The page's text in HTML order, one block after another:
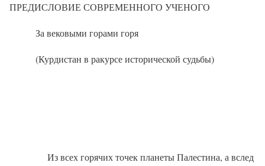
ПРЕДИСЛОВИЕ СОВРЕМЕННОГО УЧЕНОГО
За вековыми горами горя
(Курдистан в ракурсе исторической судьбы)
Из всех горячих точек планеты Палестина, а вслед